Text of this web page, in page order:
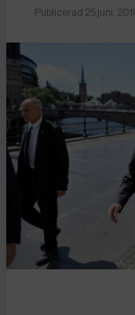
Publicerad 25 juni,